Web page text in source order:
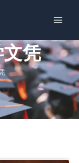
凭